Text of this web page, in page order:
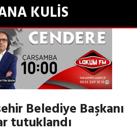
KULİS
Belediye Başkanı
tutuklandı